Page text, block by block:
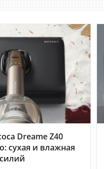
Dreame Z40
сухая и влажная